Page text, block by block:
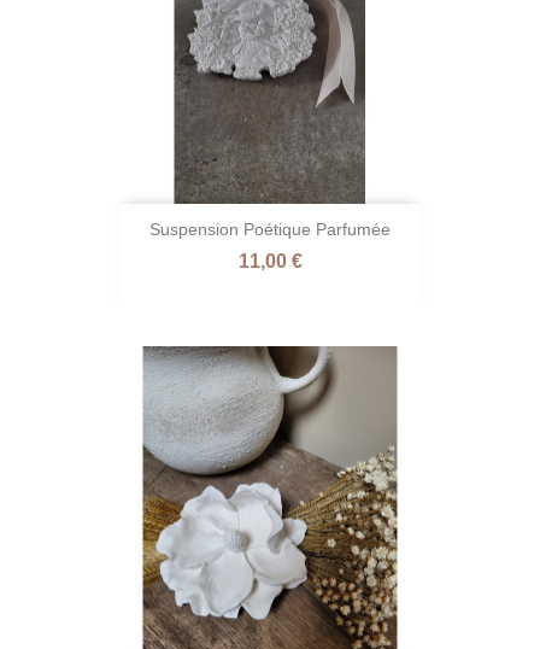
Suspension Poétique Parfumée
Prix
11,00 €